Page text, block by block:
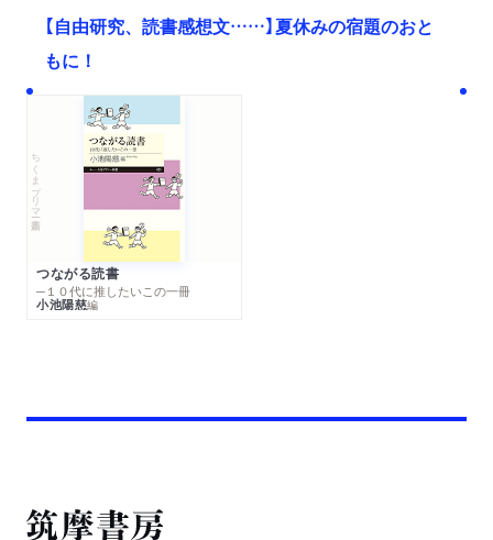
【自由研究、読書感想文……】夏休みの宿題のおと
もに！
ちくまプリマー新書
つながる読書
─１０代に推したいこの一冊
小池陽慈編